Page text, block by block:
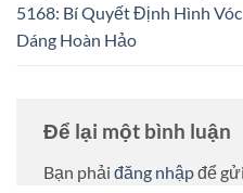
5168: Bí Quyết Định Hình Vóc
Dáng Hoàn Hảo
Để lại một bình luận
Bạn phải đăng nhậpđể